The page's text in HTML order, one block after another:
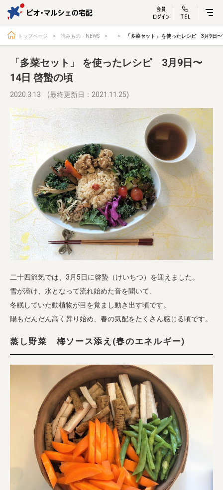
ビオ・マルシェ
宅配サービス紹介 有機野菜の お試しセッ
入
トップページ
宅配サービスについて 読みもの・NEWS
ビオ・マルシェの商品 ご利用ガイド
よくある質問 オーガニックって何
お届け情報 生産者・製造者
取扱店 ビオママクラブ
お問い合わせ 放射性物質への対応
会社概要 採用情報
業務用卸 SDGsへの取り組み
トップページ 読みもの・NEWS 「多菜セット」 を使ったレシピ 3月9日
「多菜セット」 を使ったレシピ 3月9日〜
14日 啓蟄の頃
2020.3.13 (最終更新日：2021.11.25)
二十四節気では、3月5日に啓蟄（けいちつ）を迎えました。
雪が溶け、水となって流れ始めた音を聞いて、
冬眠していた動植物が目を覚まし動き出す頃です。
陽もだんだん高く昇り始め、春の気配をたくさん感じる頃です。
蒸し野菜 梅ソース添え(春のエネルギー)